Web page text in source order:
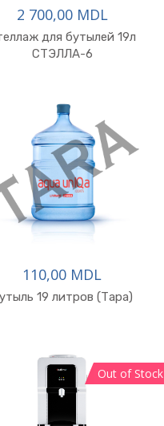
2 700,00 MDL
для бутылей 19л
СТЭЛЛА-6
110,00 MDL
19 литров (Тара)
Out of Stock